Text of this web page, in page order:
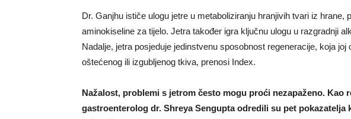
Dr. Ganjhu ističe ulogu jetre u metaboliziranju hranjivih tvari iz hrane,
aminokiseline za tijelo. Jetra također igra ključnu ulogu u razgradnji
Nadalje, jetra posjeduje jedinstvenu sposobnost regeneracije, koja
oštećenog ili izgubljenog tkiva, prenosi Index.
Nažalost, problemi s jetrom često mogu proći nezapaženo. Kao
gastroenterolog dr. Shreya Sengupta odredili su pet